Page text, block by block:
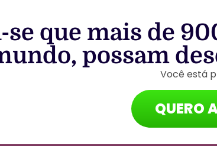
que mais de
possam
Você está
QUERO